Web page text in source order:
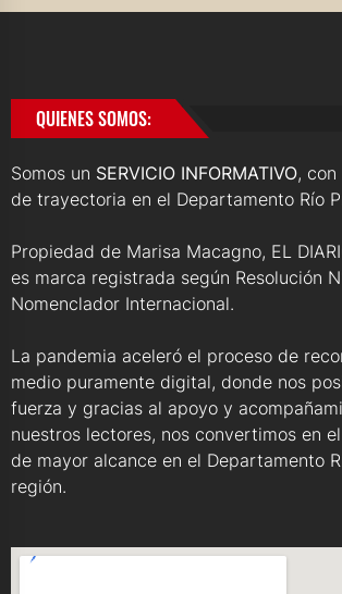
QUIENES SOMOS:
Somos un SERVICIO INFORMATIVO,
de trayectoria en el Departamento Río
Propiedad de Marisa Macagno, EL
es marca registrada según Resolución
Nomenclador Internacional.
La pandemia aceleró el proceso de
medio puramente digital, donde nos
fuerza y gracias al apoyo y
nuestros lectores, nos convertimos en
de mayor alcance en el Departamento
región.